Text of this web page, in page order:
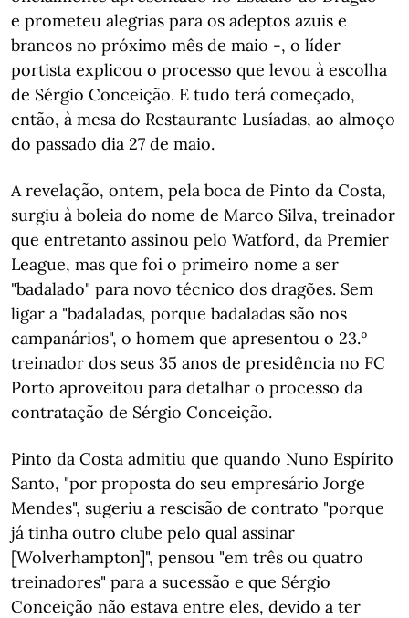
e prometeu alegrias para os adeptos azuis e
brancos no próximo mês de maio -, o líder
portista explicou o processo que levou à escolha
de Sérgio Conceição. E tudo terá começado,
então, à mesa do Restaurante Lusíadas, ao almoço
do passado dia 27 de maio.
A revelação, ontem, pela boca de Pinto da Costa,
surgiu à boleia do nome de Marco Silva, treinador
que entretanto assinou pelo Watford, da Premier
League, mas que foi o primeiro nome a ser
"badalado" para novo técnico dos dragões. Sem
ligar a "badaladas, porque badaladas são nos
campanários", o homem que apresentou o 23.º
treinador dos seus 35 anos de presidência no FC
Porto aproveitou para detalhar o processo da
contratação de Sérgio Conceição.
Pinto da Costa admitiu que quando Nuno Espírito
Santo, "por proposta do seu empresário Jorge
Mendes", sugeriu a rescisão de contrato "porque
já tinha outro clube pelo qual assinar
[Wolverhampton]", pensou "em três ou quatro
treinadores" para a sucessão e que Sérgio
Conceição não estava entre eles, devido a ter